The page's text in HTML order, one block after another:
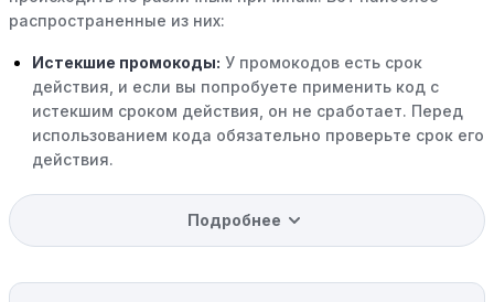
распространенные из них:
Истекшие промокоды: У промокодов есть срок
действия, и если вы попробуете применить код с
истекшим сроком действия, он не сработает. Перед
использованием кода обязательно проверьте срок его
действия.
Уже со скидкой:В некоторых случаях интересующий
вас товар может быть уже со скидкой. Некоторые
магазины предлагают скидки и акции напрямую, без
Подробнее